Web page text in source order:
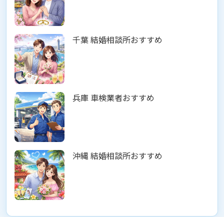
千葉 結婚相談所おすすめ
兵庫 車検業者おすすめ
沖縄 結婚相談所おすすめ